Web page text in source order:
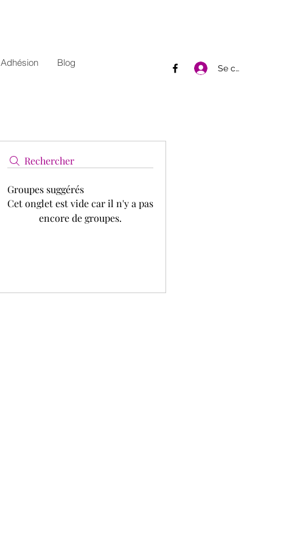
Adhésion Blog Se connecter
Rechercher
Groupes suggérés
Cet onglet est vide car il n'y a pas
encore de groupes.